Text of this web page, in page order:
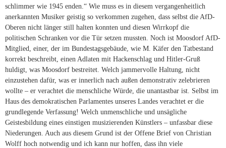
schlimmer wie 1945 enden.“ Wie muss es in diesem vergangenheitlich
anerkannten Musiker geistig so verkommen zugehen, dass selbst die AfD-
Oberen nicht länger still halten konnten und diesen Wirrkopf die
politischen Schranken vor die Tür setzen mussten. Noch ist Moosdorf AfD-
Mitglied, einer, der im Bundestagsgebäude, wie M. Käfer den Tatbestand
korrekt beschreibt, einen Adlaten mit Hackenschlag und Hitler-Gruß
huldigt, was Moosdorf bestreitet. Welch jammervolle Haltung, nicht
einzustehen dafür, was er innerlich nach außen demonstrativ zelebrieren
wollte – er verachtet die menschliche Würde, die unantastbar ist. Selbst im
Haus des demokratischen Parlamentes unseres Landes verachtet er die
grundlegende Verfassung! Welch unmenschliche und unsägliche
Geistesbildung eines einstigen musizierenden Künstlers – unfassbar diese
Niederungen. Auch aus diesem Grund ist der Offene Brief von Christian
Wolff hoch notwendig und ich kann nur hoffen, dass ihn viele